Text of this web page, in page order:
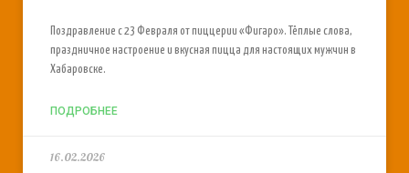
Поздравление с 23 Февраля от пиццерии «Фигаро». Тёплые слова,
праздничное настроение и вкусная пицца для настоящих мужчин в
Хабаровске.
ПОДРОБНЕЕ
16.02.2026